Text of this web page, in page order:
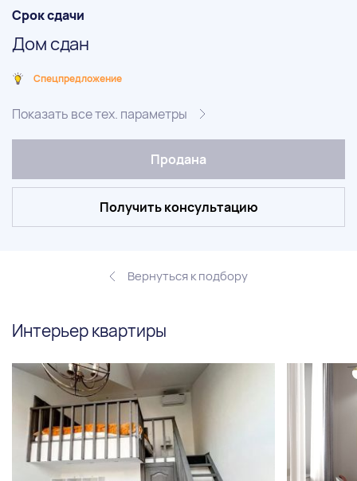
Срок сдачи
Дом сдан
Спецпредложение
Показать все тех. параметры
Продана
Получить консультацию
Вернуться к подбору
Интерьер квартиры